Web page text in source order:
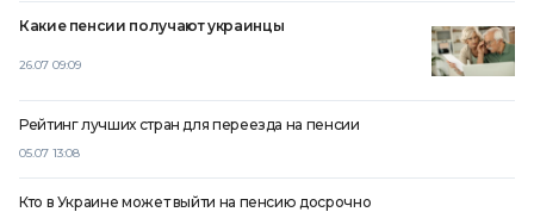
26.07 09:09
Какие пенсии получают украинцы
05.07 13:08
Рейтинг лучших стран для переезда на пенсии
Кто в Украине может выйти на пенсию досрочно